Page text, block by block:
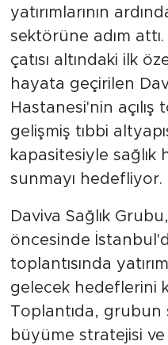
yatırımlarının
sektörüne adım
çatısı altındaki ilk
hayata geçirilen
Hastanesi'nin açılış
gelişmiş tıbbi
kapasitesiyle sağlık
sunmayı hedefliyor.
Daviva Sağlık
öncesinde
toplantısında
gelecek hedeflerini
Toplantıda, grubun
büyüme stratejisi